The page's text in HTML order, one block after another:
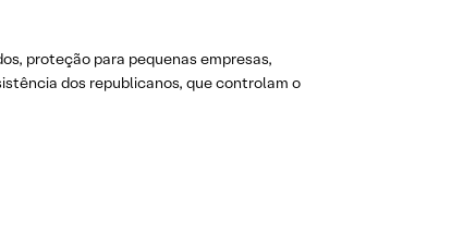
proteção para pequenas empresas,
dos republicanos, que controlam o